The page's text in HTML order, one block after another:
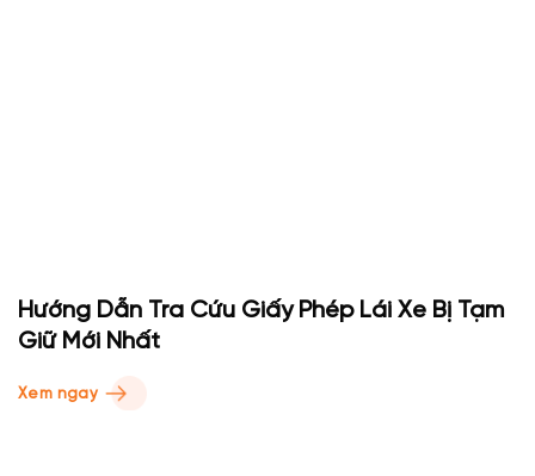
Hướng Dẫn Tra Cứu Giấy Phép Lái Xe Bị Tạm
Giữ Mới Nhất
Xem ngay